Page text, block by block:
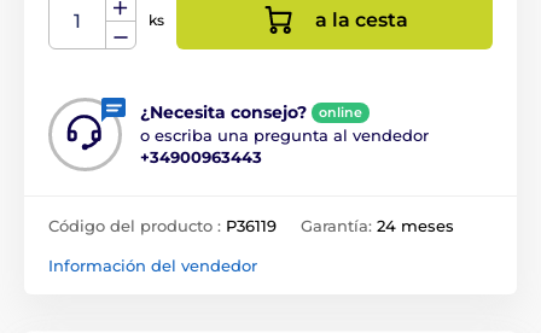
ks a la cesta
¿Necesita consejo? online
o escriba una pregunta al vendedor
+34900963443
Código del producto : P36119 Garantía: 24 meses
Información del vendedor